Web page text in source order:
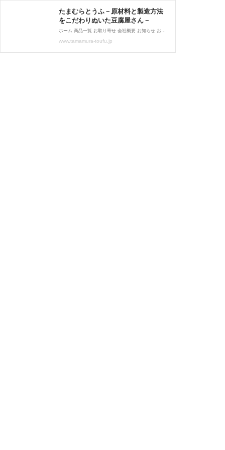
たまむらとうふ－原材料と製造方法
をこだわりぬいた豆腐屋さん－
ホーム 商品一覧 お取り寄せ 会社概要 お知らせ お問合せ すべてはお客様の 「おいしい」の笑顔のために。 たまむらとうふのお豆腐は、自然あふれる水と緑の豊富な地元群馬県玉村産の大豆を中心に、 良質な国産大豆のみを厳選して使用しております。また、熟練した職人が添加物を一切使わず、 毎日一つ一つ手作りすることにより、常に伝統的な本物の美味しさを味わうことができます。 ～すべてはお客様の｢おいしい｣の笑顔のために。～ 私たちが一つ一つ丹精を込めて作った生粋のお豆腐の味をお楽しみください。 たまむらとうふからのお知らせ 商品紹介や催事、出店情報など様々な情報をお知らせします。 更新日 2025.10...
www.tamamura-toufu.jp